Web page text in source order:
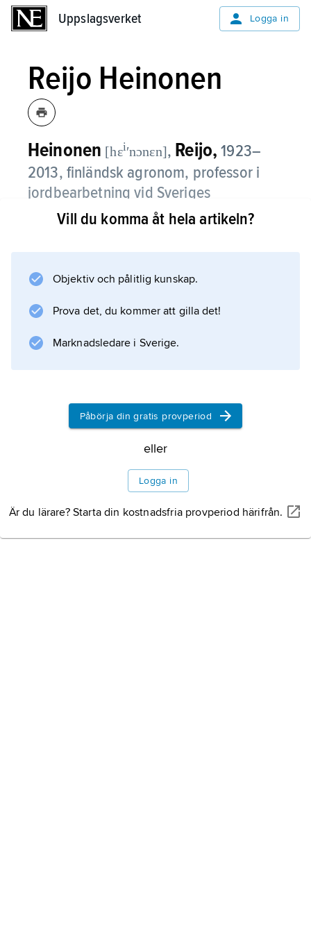
Uppslagsverket Logga in
Reijo Heinonen
Heinonen [hɛiʹnɔnɛn], Reijo, 1923–
2013, finländsk agronom, professor i
jordbearbetning vid Sveriges
lantbruksuniversitet 1962–88.
odlingen av lantbruks- och trädgårdsväxter.
Information om artikeln
Vill du komma åt hela artikeln?
Objektiv och pålitlig kunskap.
Prova det, du kommer att gilla det!
Marknadsledare i Sverige.
Påbörja din gratis provperiod
eller
Logga in
Är du lärare? Starta din kostnadsfria provperiod härifrån.